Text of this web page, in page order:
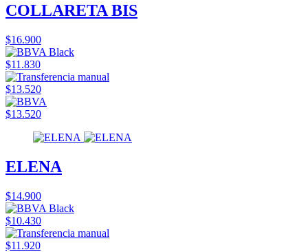
COLLARETA BIS
$16.900
$11.830
$13.520
$13.520
ELENA
$14.900
$10.430
$11.920